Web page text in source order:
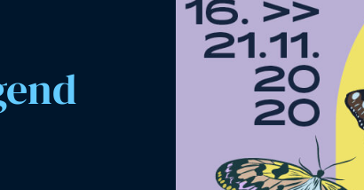
Kuratierungen
Filmpakete